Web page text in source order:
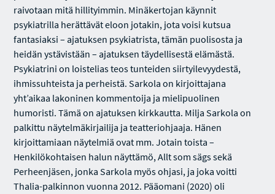
raivotaan mitä hillityimmin. Minäkertojan käynnit
psykiatrilla herättävät eloon jotakin, jota voisi kutsua
fantasiaksi – ajatuksen psykiatrista, tämän puolisosta ja
heidän ystävistään – ajatuksen täydellisestä elämästä.
Psykiatrini on loistelias teos tunteiden siirtyilevyydestä,
ihmissuhteista ja perheistä. Sarkola on kirjoittajana
yht’aikaa lakoninen kommentoija ja mielipuolinen
humoristi. Tämä on ajatuksen kirkkautta. Milja Sarkola on
palkittu näytelmäkirjailija ja teatteriohjaaja. Hänen
kirjoittamiaan näytelmiä ovat mm. Jotain toista –
Henkilökohtaisen halun näyttämö, Allt som sägs sekä
Perheenjäsen, jonka Sarkola myös ohjasi, ja joka voitti
Thalia-palkinnon vuonna 2012. Pääomani (2020) oli